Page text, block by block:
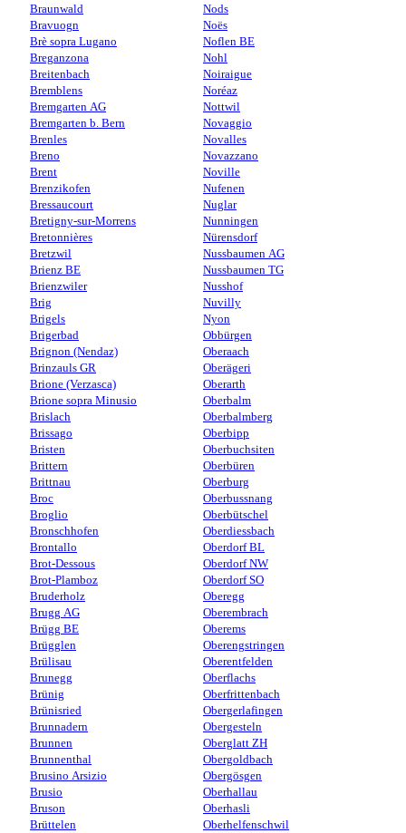
Braunwald
Bravuogn
Brè sopra Lugano
Breganzona
Breitenbach
Bremblens
Bremgarten AG
Bremgarten b. Bern
Brenles
Breno
Brent
Brenzikofen
Bressaucourt
Bretigny-sur-Morrens
Bretonnières
Bretzwil
Brienz BE
Brienzwiler
Brig
Brigels
Brigerbad
Brignon (Nendaz)
Brinzauls GR
Brione (Verzasca)
Brione sopra Minusio
Brislach
Brissago
Bristen
Brittern
Brittnau
Broc
Broglio
Bronschhofen
Brontallo
Brot-Dessous
Brot-Plamboz
Bruderholz
Brugg AG
Brügg BE
Brügglen
Brülisau
Brunegg
Brünig
Brünisried
Brunnadern
Brunnen
Brunnenthal
Brusino Arsizio
Brusio
Bruson
Brüttelen
Nods
Noës
Noflen BE
Nohl
Noiraigue
Noréaz
Nottwil
Novaggio
Novalles
Novazzano
Noville
Nufenen
Nuglar
Nunningen
Nürensdorf
Nussbaumen AG
Nussbaumen TG
Nusshof
Nuvilly
Nyon
Obbürgen
Oberaach
Oberägeri
Oberarth
Oberbalm
Oberbalmberg
Oberbipp
Oberbuchsiten
Oberbüren
Oberburg
Oberbussnang
Oberbütschel
Oberdiessbach
Oberdorf BL
Oberdorf NW
Oberdorf SO
Oberegg
Oberembrach
Oberems
Oberengstringen
Oberentfelden
Oberflachs
Oberfrittenbach
Obergerlafingen
Obergesteln
Oberglatt ZH
Obergoldbach
Obergösgen
Oberhallau
Oberhasli
Oberhelfenschwil